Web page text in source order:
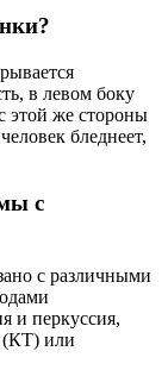
в левом боку
этой же стороны
бледнеет,
с
с различными
и перкуссия,
(КТ) или